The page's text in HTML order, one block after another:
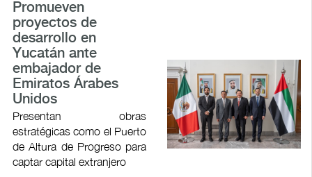
Promueven
proyectos de
desarrollo en
Yucatán ante
embajador de
Emiratos Árabes
Unidos
Presentan obras
estratégicas como el Puerto
de Altura de Progreso para
captar capital extranjero